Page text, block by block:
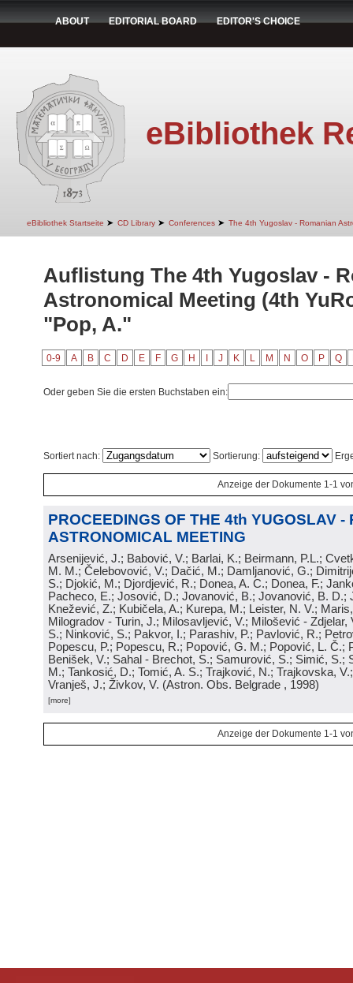
ABOUT EDITORIAL BOARD EDITOR'S CHOICE
eBibliothek
eBibliothek Startseite ➤ CD Library ➤ Conferences ➤ The 4th Yugoslav - Romanian
Auflistung The 4th Yugoslav -
Astronomical Meeting (4th
"Pop, A."
0-9 A B C D E F G H J K L M N O P Q
Oder geben Sie die ersten Buchstaben ein:
Sortiert nach: Sortierung:
Anzeige der Dokumente 1-1
PROCEEDINGS OF THE 4th YUGOSLAV -
ASTRONOMICAL MEETING
Arsenijević, J.; Babović, V.; Barlai, K.; Beirmann, P.L.;
M. M.; Čelebovović, V.; Dačić, M.; Damljanović, G.;
S.; Djokić, M.; Djordjević, R.; Donea, A. C.; Donea, F.;
Pacheco, E.; Josović, D.; Jovanović, B.; Jovanović, B. D.;
Knežević, Z.; Kubičela, A.; Kurepa, M.; Leister, N. V.;
Milogradov - Turin, J.; Milosavljević, V.; Milošević - Zdjelar,
S.; Ninković, S.; Pakvor, I.; Parashiv, P.; Pavlović, R.;
Popescu, P.; Popescu, R.; Popović, G. M.; Popović, L. Č.;
Benišek, V.; Sahal - Brechot, S.; Samurović, S.; Simić, S.;
M.; Tankosić, D.; Tomić, A. S.; Trajković, N.; Trajkovska,
Vranješ, J.; Živkov, V. (Astron. Obs. Belgrade , 1998)
[more]
Anzeige der Dokumente 1-1